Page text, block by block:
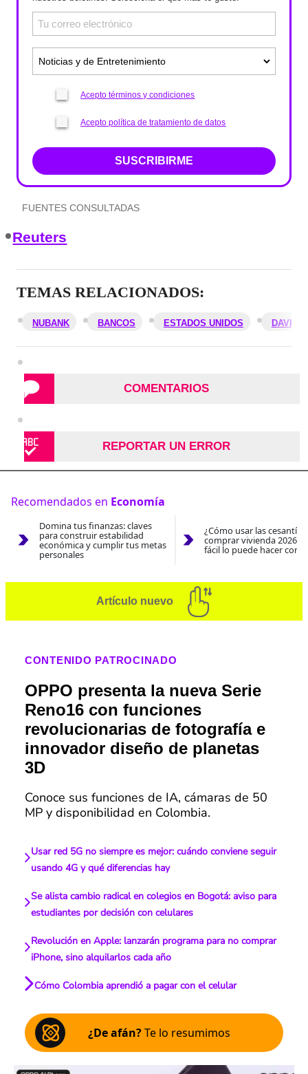
Acepto términos y condiciones
Acepto política de tratamiento de datos
SUSCRIBIRME
FUENTES CONSULTADAS
Reuters
TEMAS RELACIONADOS:
NUBANK BANCOS ESTADOS UNIDOS DAVID
COMENTARIOS
REPORTAR UN ERROR
Recomendados en Economía
Domina tus finanzas: claves
para construir estabilidad
económica y cumplir tus metas
personales
¿Cómo usar las
comprar vivienda 2026?
fácil lo puede hacer con
Artículo nuevo
CONTENIDO PATROCINADO
OPPO presenta la nueva Serie
Reno16 con funciones
revolucionarias de fotografía e
innovador diseño de planetas
3D
Conoce sus funciones de IA, cámaras de 50
MP y disponibilidad en Colombia.
Usar red 5G no siempre es mejor: cuándo conviene seguir
usando 4G y qué diferencias hay
Se alista cambio radical en colegios en Bogotá: aviso para
estudiantes por decisión con celulares
Revolución en Apple: lanzarán programa para no comprar
iPhone, sino alquilarlos cada año
Cómo Colombia aprendió a pagar con el celular
¿De afán?Te lo resumimos